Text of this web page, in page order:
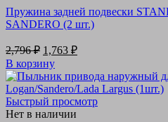
Пружина задней подвески
SANDERO (2 шт.)
2,796₽ Первоначальная
цена
составляла
2,796 ₽.
1,763 ₽Текущая
1,763 ₽.
В корзину
Быстрый просмотр
Нет в наличии